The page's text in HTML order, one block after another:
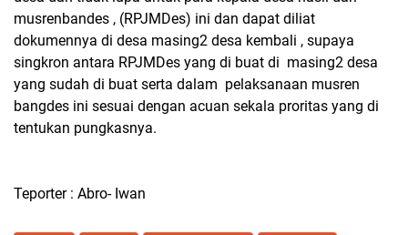
musrenbandes , (RPJMDes) ini dan dapat diliat
dokumennya di desa masing2 desa kembali , supaya
singkron antara RPJMDes yang di buat di masing2 desa
yang sudah di buat serta dalam pelaksanaan musren
bangdes ini sesuai dengan acuan sekala proritas yang di
tentukan pungkasnya.
Teporter : Abro- Iwan